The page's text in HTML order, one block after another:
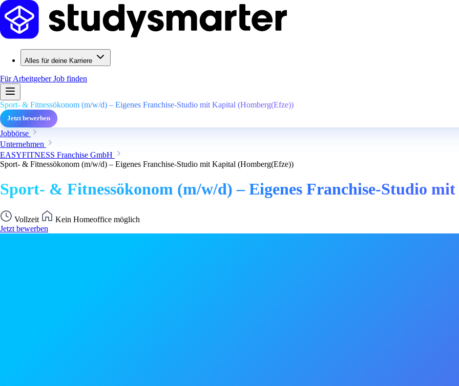
Alles für deine Karriere
Für ArbeitgeberJob finden
Sport- & Fitnessökonom (m/w/d) – Eigenes Franchise-Studio mit Kapital (Homberg(Efze))
Jetzt bewerben
Jobbörse
Unternehmen
EASYFITNESS Franchise GmbH
Sport- & Fitnessökonom (m/w/d) – Eigenes Franchise-Studio mit Kapital (Homberg(Efze))
Sport- & Fitnessökonom (m/w/d) – Eigenes Franchise-Studio
Vollzeit
Kein Homeoffice möglich
Jetzt bewerben